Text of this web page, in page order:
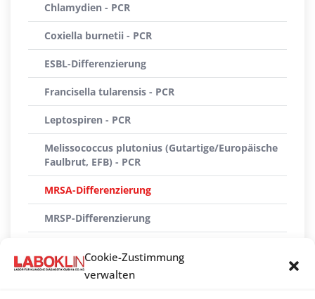
Cookie-Zustimmung
verwalten
Chlamydien - PCR
Coxiella burnetii - PCR
ESBL-Differenzierung
Francisella tularensis - PCR
Leptospiren - PCR
Melissococcus plutonius (Gutartige/Europäische
Faulbrut, EFB) - PCR
MRSA-Differenzierung
MRSP-Differenzierung
Paenibacillus larvae (Bösartige/Amerikanische